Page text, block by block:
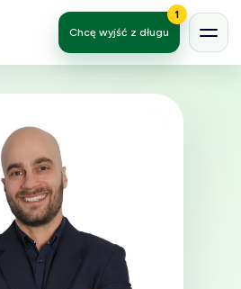
Chcę wyjść z długu
1